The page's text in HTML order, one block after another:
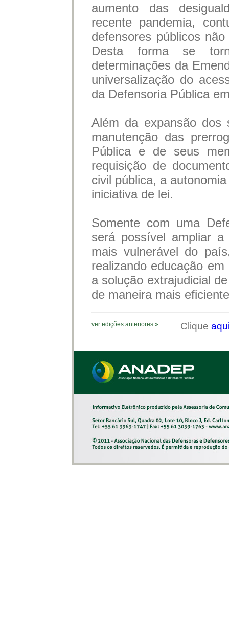
aumento das
recente pandemia,
defensores públicos
Desta forma se
determinações da
universalização do
da Defensoria Pública
Além da expansão dos
manutenção das
Pública e de seus
requisição de
civil pública, a
iniciativa de lei.
Somente com uma
será possível ampliar
mais vulnerável do
realizando educação
a solução extrajudicial
de maneira mais
ver edições anteriores » Clique